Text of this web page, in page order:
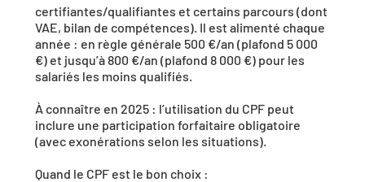
certifiantes/qualifiantes et certains parcours (dont
VAE, bilan de compétences). Il est alimenté chaque
année : en règle générale 500 €/an (plafond 5 000
€) et jusqu’à 800 €/an (plafond 8 000 €) pour les
salariés les moins qualifiés.
À connaître en 2025 : l’utilisation du CPF peut
inclure une participation forfaitaire obligatoire
(avec exonérations selon les situations).
Quand le CPF est le bon choix :